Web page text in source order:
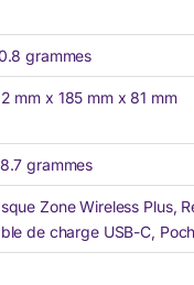
grammes
mm x 185 mm x 81 mm
grammes
Zone Wireless Plus,
de charge USB-C,